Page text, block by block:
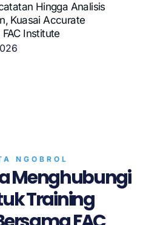
Hingga Analisis
Kuasai Accurate
Institute
NGOBROL
Menghubungi
Training